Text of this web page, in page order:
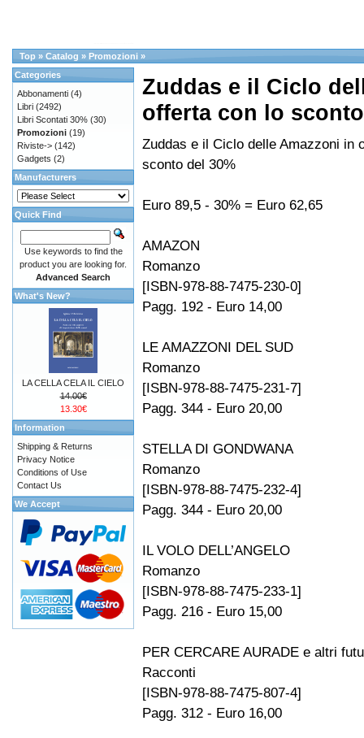
Top » Catalog » Promozioni »
Zuddas e il Ciclo
offerta con lo
Zuddas e il Ciclo delle Amazzoni in
sconto del 30%
Euro 89,5 - 30% = Euro 62,65
AMAZON
Romanzo
[ISBN-978-88-7475-230-0]
Pagg. 192 - Euro 14,00
LE AMAZZONI DEL SUD
Romanzo
[ISBN-978-88-7475-231-7]
Pagg. 344 - Euro 20,00
STELLA DI GONDWANA
Romanzo
[ISBN-978-88-7475-232-4]
Pagg. 344 - Euro 20,00
IL VOLO DELL’ANGELO
Romanzo
[ISBN-978-88-7475-233-1]
Pagg. 216 - Euro 15,00
PER CERCARE AURADE e altri
Racconti
[ISBN-978-88-7475-807-4]
Pagg. 312 - Euro 16,00
Categories
Abbonamenti (4)
Libri (2492)
Libri Scontati 30% (30)
Promozioni (19)
Riviste-> (142)
Gadgets (2)
Manufacturers
Quick Find
Use keywords to find the
product you are looking for.
Advanced Search
What's New?
LA CELLA CELA IL CIELO
14.00€
13.30€
Information
Shipping & Returns
Privacy Notice
Conditions of Use
Contact Us
We Accept